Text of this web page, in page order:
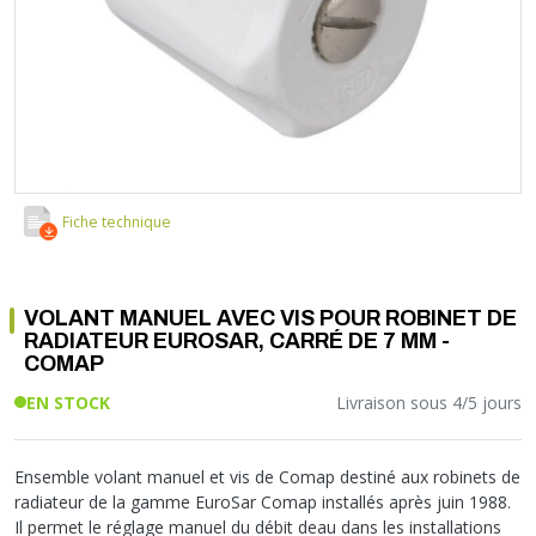
RACCORD PE (POLYÉTHYLÈNE)
RACCORD GALVA
TUBE LAITON ET ECROU
COLLECTEUR NOURRICE
FLEXIBLE
ETANCHÉITÉ RACCORDEMENT
FILTRATION
Soupape différentielle
Température
Vase d'expansion
Vanne de Température
SOLAIRE
TUBAGE CHEMINÉE CHAUDIÈRE POÊLE
EQUIPEMENT INDUSTRIEL
COMMUNICATION
COLLIER ET FIXATION
ECLAIRAGE
PILES ET ACCUMULATEURS
BLOC DE SÉCURITÉ
TRAPPE CHATIÈRE ET HUBLOT
PLOMBERIE PER
VOTRE SOLUTION CHAUFFAGE
Fiche technique
VOLANT MANUEL AVEC VIS POUR ROBINET DE
RADIATEUR EUROSAR, CARRÉ DE 7 MM -
COMAP
EN STOCK Livraison sous 4/5 jours
Ensemble volant manuel et vis de Comap destiné aux robinets de
radiateur de la gamme EuroSar Comap installés après juin 1988.
Il permet le réglage manuel du débit deau dans les installations